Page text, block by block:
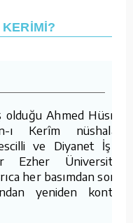
KERİMİ?
Ahmed Hüsrev
Kerîm nüshaları,
ve Diyanet İşleri
Ezher Üniversitesi
her basımdan sonra
yeniden kontrol